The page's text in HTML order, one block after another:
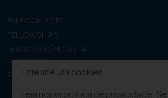
FALE COM A CET
FELLOWSHIPS
LIGAS ACADÊMICAS DE
UROLOGIA
PAPER
PROCET
Este site usa cookies
Leia nossa política de privacidade .